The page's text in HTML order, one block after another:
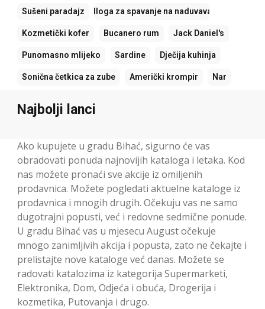
Sušeni paradajzPodloga za spavanje na naduvavanje
Kozmetički kofer Bucanero rum Jack Daniel's
Punomasno mlijeko Sardine Dječija kuhinja
Sonična četkica za zube Američki krompir Nar
Najbolji lanci
Ako kupujete u gradu Bihać, sigurno će vas
obradovati ponuda najnovijih kataloga i letaka. Kod
nas možete pronaći sve akcije iz omiljenih
prodavnica. Možete pogledati aktuelne kataloge iz
prodavnica i mnogih drugih. Očekuju vas ne samo
dugotrajni popusti, već i redovne sedmične ponude.
U gradu Bihać vas u mjesecu August očekuje
mnogo zanimljivih akcija i popusta, zato ne čekajte i
prelistajte nove kataloge već danas. Možete se
radovati katalozima iz kategorija Supermarketi,
Elektronika, Dom, Odjeća i obuća, Drogerija i
kozmetika, Putovanja i drugo.